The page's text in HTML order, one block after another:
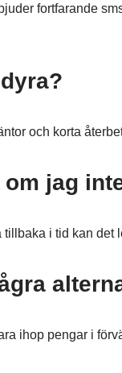
fortfarande
och korta
om jag
tillbaka i tid kan det
ihop pengar i